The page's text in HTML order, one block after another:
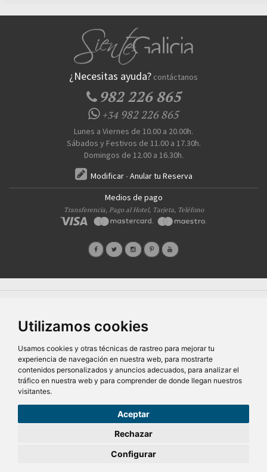
Utilizamos cookies
Usamos cookies y otras técnicas de rastreo para mejorar tu
experiencia de navegación en nuestra web, para mostrarte
contenidos personalizados y anuncios adecuados, para analizar el
tráfico en nuestra web y para comprender de donde llegan nuestros
visitantes.
Aceptar
Rechazar
Configurar
50,00€
RESERVAR
¿Necesitas ayuda? contáctanos
982 226 865
+34982 226 865
Lunes a Viernes de 10.00 a 20.00h.
Sábados y Festivos de 11.00 a 17.30h.
Domingos de 12.00 a 16.30h.
Modificar-Anular tu Reserva
Medios de pago
Transferencia, Pago al Hotel, Tarjeta, Teléfono
SG Entornos Turísticos S.L. Av. Vila Verde Cidade de Portugal, 25 Bajo. Lugo 27002 – España
Todos los derechos reservados